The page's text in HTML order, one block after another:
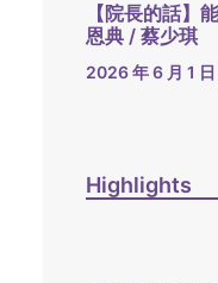
【院長的話】
恩典 / 蔡少琪
2026 年 6 月 1 日
Highlights